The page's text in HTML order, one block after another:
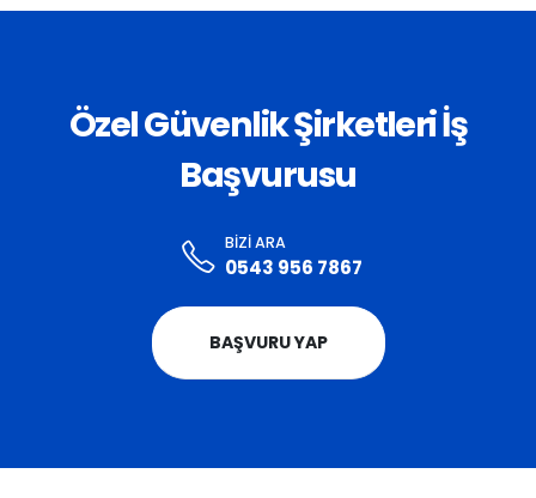
Özel Güvenlik Şirketleri İş
Başvurusu
BIZI ARA
0543 956 7867
BAŞVURU YAP